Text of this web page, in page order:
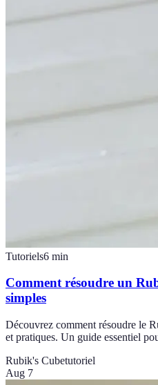
Tutoriels6 min
Comment résoudre un
simples
Découvrez comment résoudre le
et pratiques. Un guide essentiel
Rubik's Cubetutoriel
Aug 7